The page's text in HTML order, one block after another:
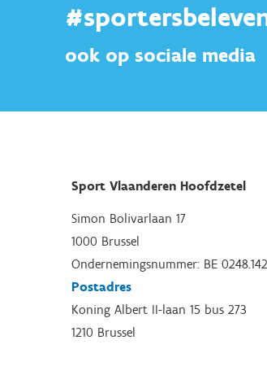
ook op sociale media
Sport Vlaanderen Hoofdzetel
Simon Bolivarlaan 17
1000 Brussel
Ondernemingsnummer: BE
Postadres
Koning Albert II-laan 15 bus 273
1210 Brussel